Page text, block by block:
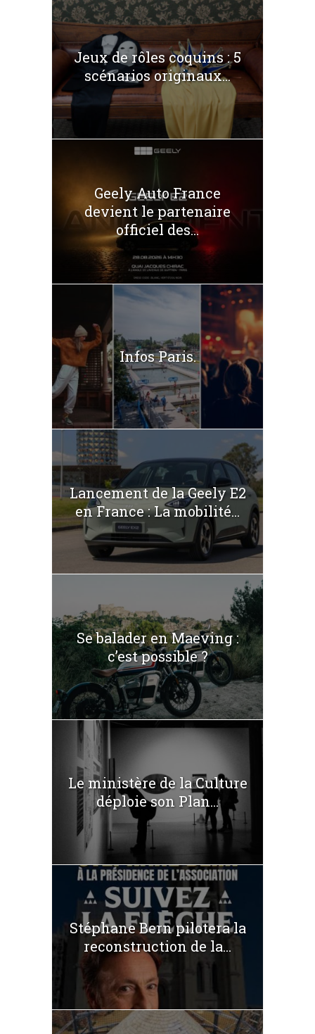
Jeux de rôles coquins : 5
scénarios originaux...
Geely Auto France
devient le partenaire
officiel des...
Infos Paris.
Lancement de la Geely E2
en France : La mobilité...
Se balader en Maeving :
c’est possible ?
Le ministère de la Culture
déploie son Plan...
Stéphane Bern pilotera la
reconstruction de la...